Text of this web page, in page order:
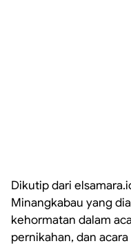
Dikutip dari
Minangkabau yang
kehormatan dalam
pernikahan, dan